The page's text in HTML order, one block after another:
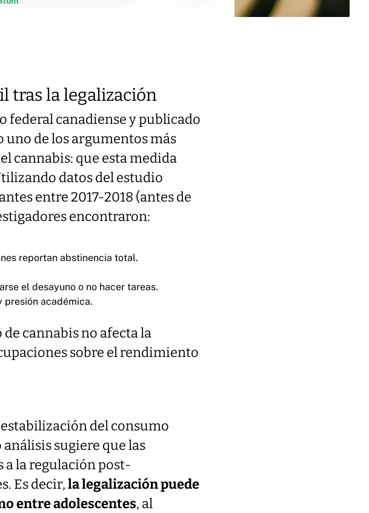
tras la legalización
canadiense y publicado
uno de los argumentos más
cannabis: que esta medida
datos del estudio
entre 2017-2018 (antes de
encontraron:
reportan abstinencia total.
el desayuno o no hacer tareas.
presión académica.
cannabis no afecta la
sobre el rendimiento
del consumo
análisis sugiere que las
a la regulación post-
Es decir,la legalización puede
entre adolescentes, al